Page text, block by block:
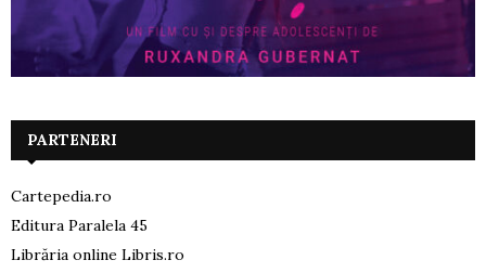
PARTENERI
Cartepedia.ro
Editura Paralela 45
Librăria online Libris.ro